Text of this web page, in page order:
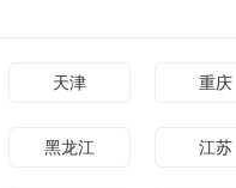
天津 重庆
黑龙江 江苏